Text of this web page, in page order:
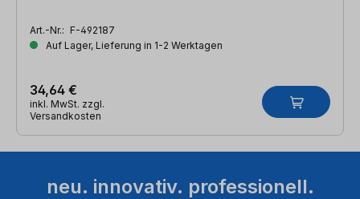
Art.-Nr.: F-492187
Auf Lager, Lieferung in 1-2 Werktagen
34,64 €
inkl. MwSt. zzgl.
Versandkosten
neu. innovativ. professionell.